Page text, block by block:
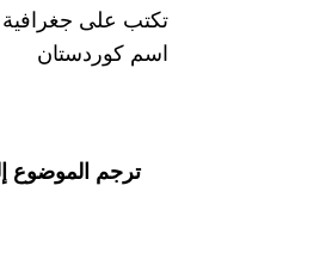
تكتب على جغرافية
اسم كوردستان
ترجم الموضوع